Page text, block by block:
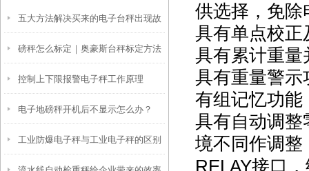
五大方法解决买来的电子台秤出现故
障让人着急的问题
磅秤怎么标定｜奥豪斯台秤标定方法
控制上下限报警电子秤工作原理
电子地磅秤开机后不显示怎么办？
工业防爆电子秤与工业电子秤的区别
供选择，免除
具有单点校正
具有累计重量
具有重量警示
有组记忆功能
具有自动调整
境不同作调整
RELAY接口